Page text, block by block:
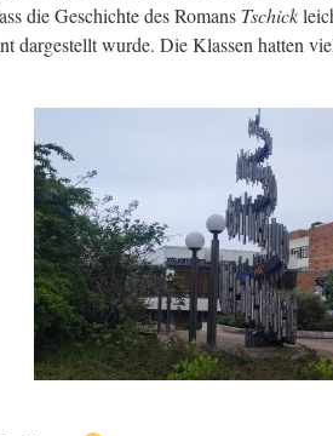
die Geschichte des Romans Tschick
dargestellt wurde. Die Klassen hatten